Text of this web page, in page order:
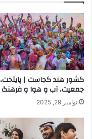
کشور هند کجاست | پایتخت،
جمعیت، آب و هوا و فرهنگ
نوامبر 29, 2025